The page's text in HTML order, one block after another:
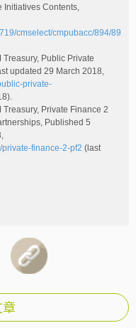
Initiatives Contents,
cmselect/cmpubacc/894/89
Public Private
updated 29 March 2018,
private-
Private Finance 2
Published 5
finance-2-pf2 (last
章